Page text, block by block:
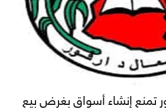
تمنع إنشاء أسواق بغرض بيع